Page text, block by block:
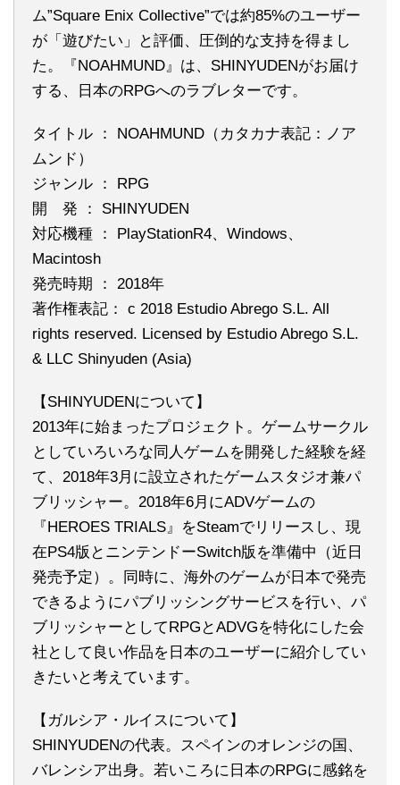
ム”Square Enix Collective”では約85%のユーザー
が「遊びたい」と評価、圧倒的な支持を得まし
た。『NOAHMUND』は、SHINYUDENがお届け
する、日本のRPGへのラブレターです。
タイトル ： NOAHMUND（カタカナ表記：ノア
ムンド）
ジャンル ： RPG
開 発 ： SHINYUDEN
対応機種 ： PlayStationR4、Windows、
Macintosh
発売時期 ： 2018年
著作権表記： c 2018 Estudio Abrego S.L. All
rights reserved. Licensed by Estudio Abrego S.L.
& LLC Shinyuden (Asia)
【SHINYUDENについて】
2013年に始まったプロジェクト。ゲームサークル
としていろいろな同人ゲームを開発した経験を経
て、2018年3月に設立されたゲームスタジオ兼パ
ブリッシャー。2018年6月にADVゲームの
『HEROES TRIALS』をSteamでリリースし、現
在PS4版とニンテンドーSwitch版を準備中（近日
発売予定）。同時に、海外のゲームが日本で発売
できるようにパブリッシングサービスを行い、パ
ブリッシャーとしてRPGとADVGを特化にした会
社として良い作品を日本のユーザーに紹介してい
きたいと考えています。
【ガルシア・ルイスについて】
SHINYUDENの代表。スペインのオレンジの国、
バレンシア出身。若いころに日本のRPGに感銘を